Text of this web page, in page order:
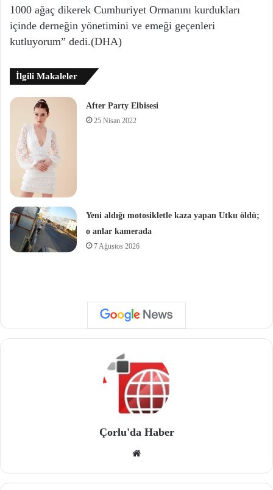
1000 ağaç dikerek Cumhuriyet Ormanını kurdukları
içinde derneğin yönetimini ve emeği geçenleri
kutluyorum” dedi.(DHA)
İlgili Makaleler
After Party Elbisesi
25 Nisan 2022
Yeni aldığı motosikletle kaza yapan Utku öldü;
o anlar kamerada
7 Ağustos 2026
Çorlu'da Haber
site